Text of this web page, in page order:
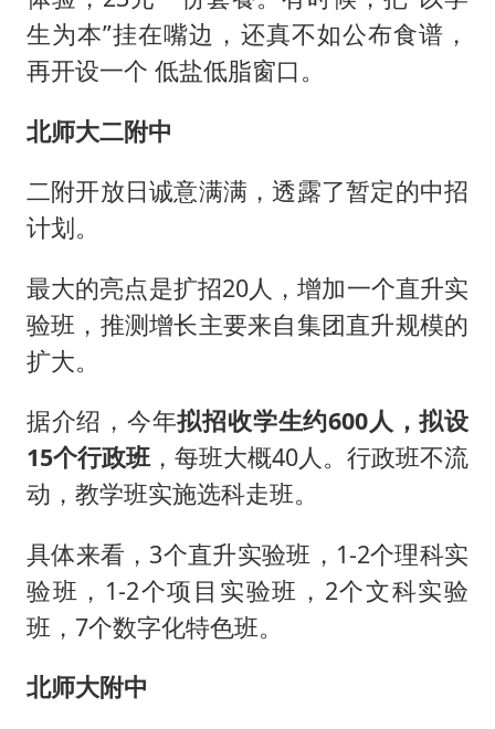
生为本”挂在嘴边，还真不如公布食谱，
再开设一个 低盐低脂窗口。
北师大二附中
二附开放日诚意满满，透露了暂定的中招
计划。
最大的亮点是扩招20人，增加一个直升实
验班，推测增长主要来自集团直升规模的
扩大。
据介绍，今年拟招收学生约600人，拟设
15个行政班，每班大概40人。行政班不流
动，教学班实施选科走班。
具体来看，3个直升实验班，1-2个理科实
验班，1-2个项目实验班，2个文科实验
班，7个数字化特色班。
北师大附中